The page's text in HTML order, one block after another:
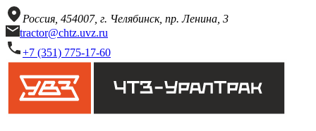
Россия, 454007, г. Челябинск, пр. Ленина, 3
tractor@chtz.uvz.ru
+7 (351) 775-17-60